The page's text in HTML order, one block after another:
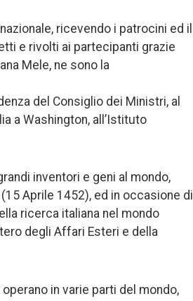
ricevendo i patrocini ed il
e rivolti ai partecipanti grazie
Mele, ne sono la
del Consiglio dei Ministri, al
a Washington, all’Istituto
inventori e geni al mondo,
Aprile 1452), ed in occasione di
ricerca italiana nel mondo
degli Affari Esteri e della
in varie parti del mondo,